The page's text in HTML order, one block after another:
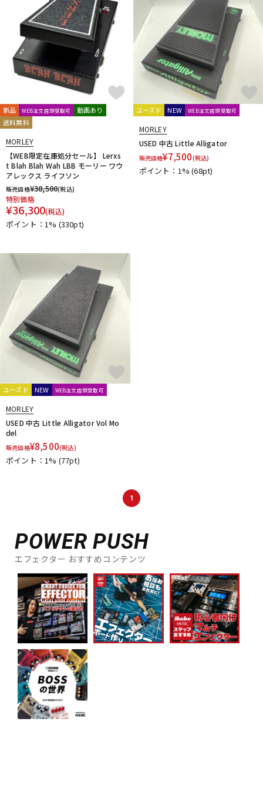
新品 WEB注文店頭受取可
動画あり
送料無料
MORLEY
【WEB限定在庫処分セール】 Lerxs
t Blah Blah Wah LBB モーリー ワウ
アレックス ライフソン
販売価格¥38,500(税込)
特別価格
¥36,300(税込)
ポイント：1% (330pt)
ユーズド NEW WEB注文店頭受取可
MORLEY
USED 中古 Little Alligator
販売価格¥7,500(税込)
ポイント：1%(68pt)
ユーズド NEW WEB注文店頭受取可
MORLEY
USED 中古 Little Alligator Vol Mo
del
販売価格¥8,500(税込)
ポイント：1% (77pt)
1
POWER PUSH
エフェクター おすすめコンテンツ